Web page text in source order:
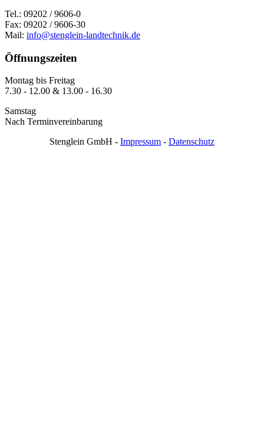
Tel.: 09202 / 9606-0
Fax: 09202 / 9606-30
Mail: info@stenglein-landtechnik.de
Öffnungszeiten
Montag bis Freitag
7.30 - 12.00 & 13.00 - 16.30
Samstag
Nach Terminvereinbarung
Stenglein GmbH - Impressum - Datenschutz